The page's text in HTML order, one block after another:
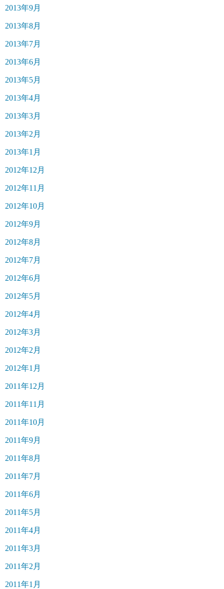
2013年9月
2013年8月
2013年7月
2013年6月
2013年5月
2013年4月
2013年3月
2013年2月
2013年1月
2012年12月
2012年11月
2012年10月
2012年9月
2012年8月
2012年7月
2012年6月
2012年5月
2012年4月
2012年3月
2012年2月
2012年1月
2011年12月
2011年11月
2011年10月
2011年9月
2011年8月
2011年7月
2011年6月
2011年5月
2011年4月
2011年3月
2011年2月
2011年1月